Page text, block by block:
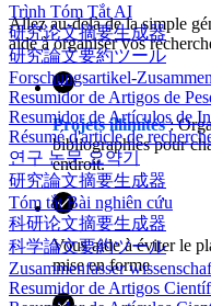
Trình Tóm Tắt AI
研究论文摘要生成器
研究論文要約ツール
Forschungsartikel-
Resumidor de Artigos de
Resumidor de Artículos de
Résumé d'article de
연구 논문 요약기
研究論文摘要生成器
Tóm tắt Bài nghiên cứu
科研论文摘要生成器
科学論文要約ツール
Zusammenfasser
Resumidor de Artigos
Allez au-delà de la simple
aide à organiser vos
Projets illimités:
bibliographies pour
endroit.
Vous aide à éviter le
mise en forme